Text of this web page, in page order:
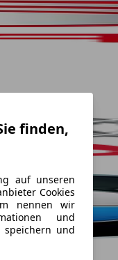
finden,
auf unseren
Cookies
nennen wir
und
speichern und